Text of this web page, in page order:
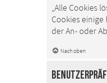
„Alle Cookies
Cookies
der An- oder
Nach oben